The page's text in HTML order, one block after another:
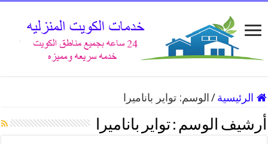
الرئيسية / الوسم:تواير باناميرا
أرشيف الوسم :تواير باناميرا